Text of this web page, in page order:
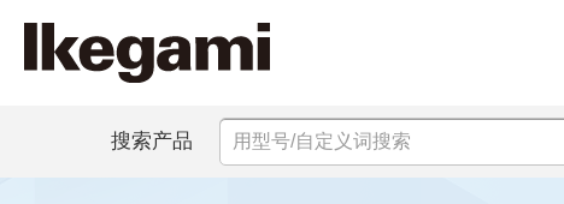
搜索产品